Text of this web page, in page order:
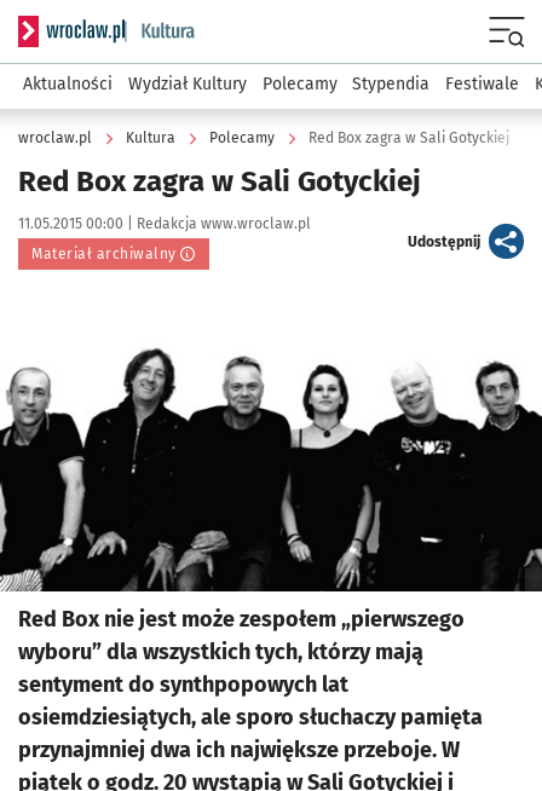
Serwis informacyjny wroclaw.pl podserwis: Kultura
Aktualności Wydział Kultury Polecamy Stypendia Festiwale
wroclaw.pl Kultura Polecamy Red Box zagra w Sali Gotyckiej
Red Box zagra w Sali Gotyckiej
Data publikacji:
11.05.2015 00:00 | Autor:
Redakcja www.wroclaw.pl
Materiał archiwalny
Udostępnijartykuł
Red Box nie jest może zespołem „pierwszego
wyboru” dla wszystkich tych, którzy mają
sentyment do synthpopowych lat
osiemdziesiątych, ale sporo słuchaczy pamięta
przynajmniej dwa ich największe przeboje. W
piątek o godz. 20 wystąpią w Sali Gotyckiej i